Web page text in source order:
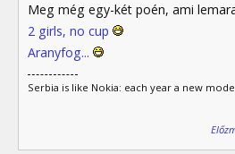
Meg még egy-két poén, ami
2 girls, no cup
Aranyfog...
Serbia is like Nokia: each year a new